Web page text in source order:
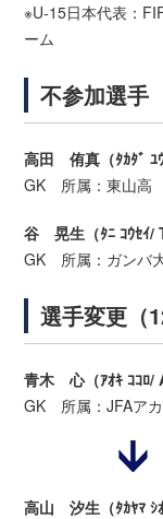
※U-15日本代表：
ーム
不参加選手
高田 侑真（ﾀｶﾀﾞ ﾕ
GK 所属：東山高
谷 晃生（ﾀﾆ ｺｳｾｲ/
GK 所属：ガンバ
選手変更（
青木 心（ｱｵｷ ｺｺﾛ/
GK 所属：JFAア
高山 汐生（ﾀｶﾔﾏ ｼ